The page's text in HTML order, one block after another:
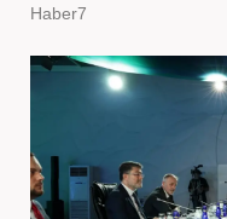
Haber7